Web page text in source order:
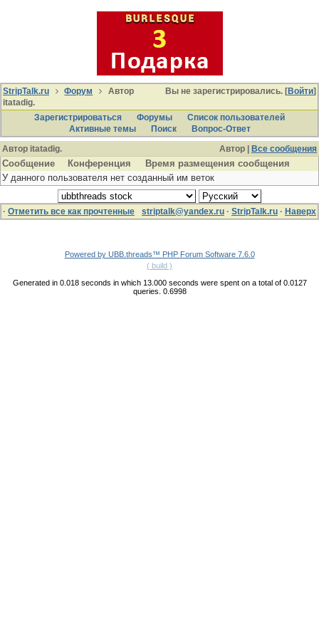
Вы не зарегистрировались. [Войти]
StripTalk.ru Форум
Автор
itatadig.
Зарегистрироваться
Форумы
Список пользователей
Активные темы
Поиcк
Вопрос-Ответ
Автор |
Все сообщения
Автор itatadig.
Сообщение Конференция
Время размещения сообщения
У данного пользователя нет созданный им веток
· Отметить все как прочтенные striptalk@yandex.ru · StripTalk.ru · Наверх
Powered by UBB.threads™ PHP Forum Software 7.6.0
( build )
Generated in 0.018 seconds in which 13.000 seconds were spent on a total of 0.0127
queries. 0.6998